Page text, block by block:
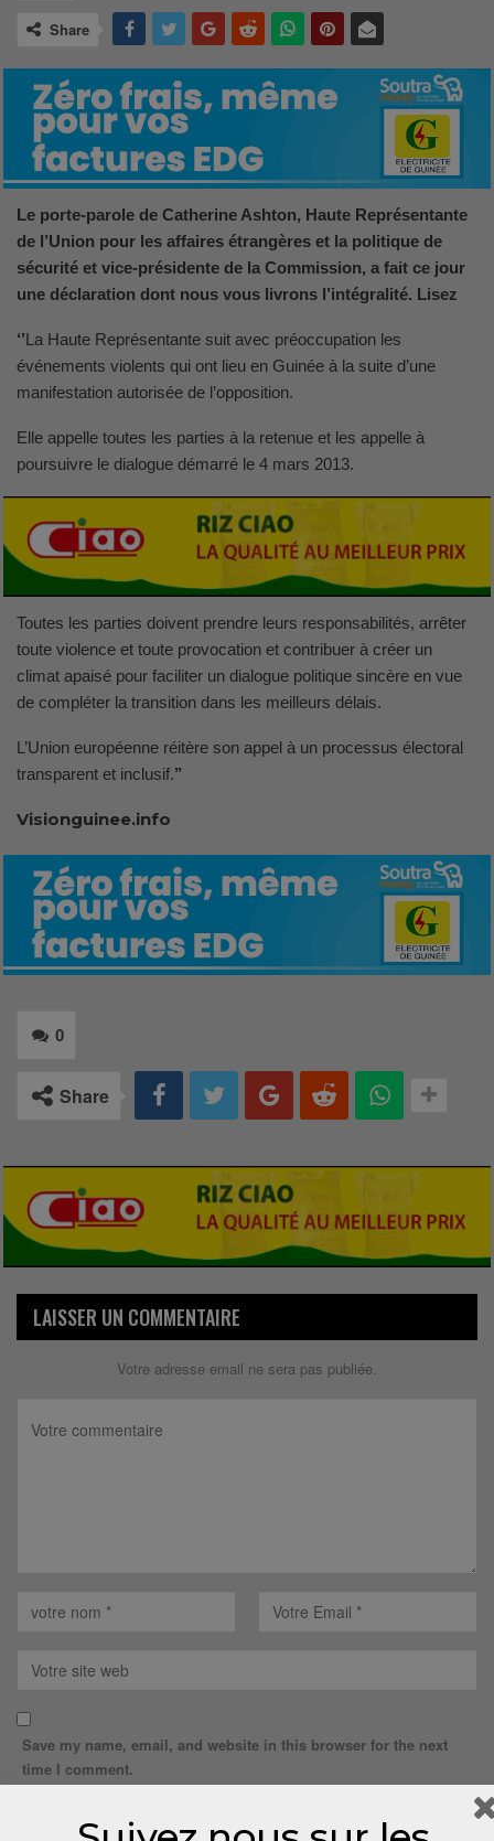
Share
Le porte-parole de Catherine Ashton, Haute Représentante
de l’Union pour les affaires étrangères et la politique de
sécurité et vice-présidente de la Commission, a fait ce jour
une déclaration dont nous vous livrons l’intégralité. Lisez
‘’La Haute Représentante suit avec préoccupation les
événements violents qui ont lieu en Guinée à la suite d’une
manifestation autorisée de l’opposition.
Elle appelle toutes les parties à la retenue et les appelle à
poursuivre le dialogue démarré le 4 mars 2013.
Toutes les parties doivent prendre leurs responsabilités, arrêter
toute violence et toute provocation et contribuer à créer un
climat apaisé pour faciliter un dialogue politique sincère en vue
de compléter la transition dans les meilleurs délais.
L’Union européenne réitère son appel à un processus électoral
transparent et inclusif.’’
Visionguinee.info
0
Share
LAISSER UN COMMENTAIRE
Votre adresse email ne sera pas publiée.
Save my name, email, and website in this browser for the next
time I comment.